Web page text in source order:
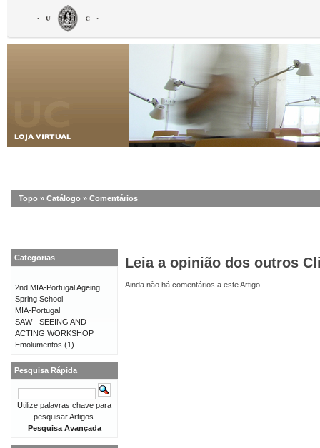
Topo » Catálogo » Comentários
Leia a opinião dos outros
Ainda não há comentários a este Artigo.
Categorias
2nd MIA-Portugal Ageing
Spring School
MIA-Portugal
SAW - SEEING AND
ACTING WORKSHOP
Emolumentos (1)
Pesquisa Rápida
Utilize palavras chave para
pesquisar Artigos.
Pesquisa Avançada